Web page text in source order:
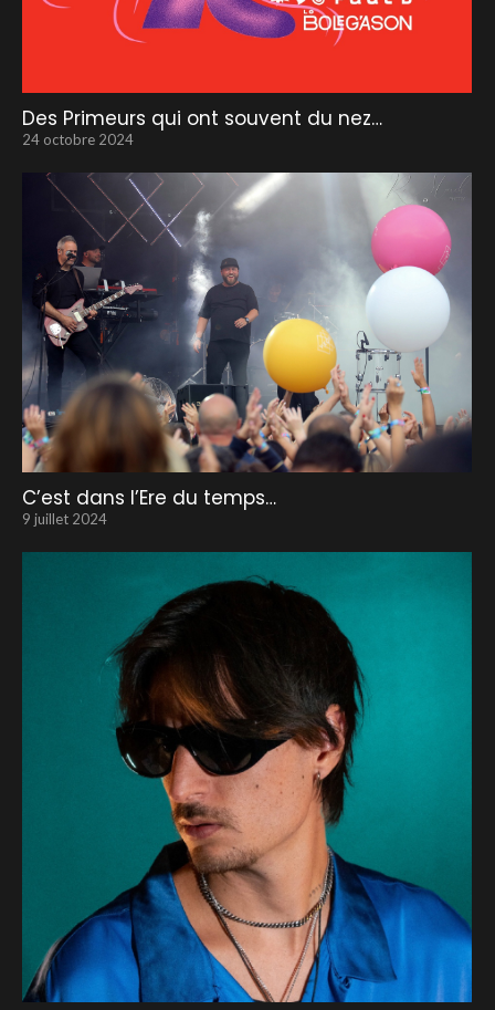
Des Primeurs qui ont souvent du nez…
24 octobre 2024
C’est dans l’Ere du temps…
9 juillet 2024